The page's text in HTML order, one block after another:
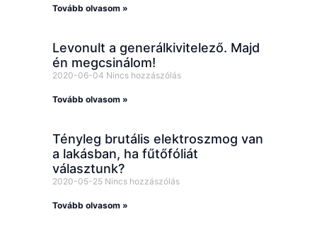
Tovább olvasom »
Levonult a generálkivitelező. Majd
én megcsinálom!
2020-06-04 Nincs hozzászólás
Tovább olvasom »
Tényleg brutális elektroszmog van
a lakásban, ha fűtőfóliát
választunk?
2020-05-25 Nincs hozzászólás
Tovább olvasom »